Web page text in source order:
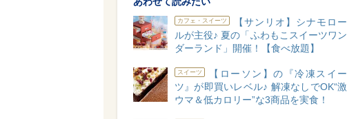
カフェ・スイーツ
【サンリオ】シナモロー
ルが主役♪ 夏の「ふわもこスイーツワン
ダーランド」開催！【食べ放題】
スイーツ
【ローソン】の『冷凍スイー
ツ』が即買いレベル♪ 解凍なしでOK“激
ウマ＆低カロリー”な3商品を実食！